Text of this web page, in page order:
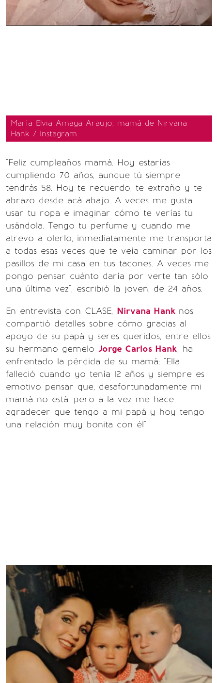
María Elvia Amaya Araujo, mamá de Nirvana
Hank / Instagram
"Feliz cumpleaños mamá. Hoy estarías
cumpliendo 70 años, aunque tú siempre
tendrás 58. Hoy te recuerdo, te extraño y te
abrazo desde acá abajo. A veces me gusta
usar tu ropa e imaginar cómo te verías tu
usándola. Tengo tu perfume y cuando me
atrevo a olerlo, inmediatamente me transporta
a todas esas veces que te veía caminar por los
pasillos de mi casa en tus tacones. A veces me
pongo pensar cuánto daría por verte tan sólo
una última vez", escribió la joven, de 24 años.
En entrevista con CLASE, Nirvana Hank nos
compartió detalles sobre cómo gracias al
apoyo de su papá y seres queridos, entre ellos
su hermano gemelo Jorge Carlos Hank, ha
enfrentado la pérdida de su mamá; "Ella
falleció cuando yo tenía 12 años y siempre es
emotivo pensar que, desafortunadamente mi
mamá no está, pero a la vez me hace
agradecer que tengo a mi papá y hoy tengo
una relación muy bonita con él".